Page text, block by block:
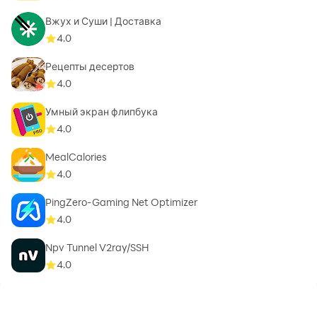
статусы WhatsApp.
Twitter Video Downloader – сохраняйте видео и GIF-
файлы из Твиттера одним щелчком мыши.
Примечание. Эти названия платформ упоминаются
исключительно для того, чтобы помочь
пользователям понять совместимость загрузки
видео. Мы не заявляем о своей принадлежности,
одобрении или владении этими брендами
социальных сетей.
💡Дополнительные возможности:
Менеджер высокоскоростной загрузки видео:
систематизируйте и управляйте всеми загрузками.
Автономный загрузчик видео – смотрите
сохраненные видео в любое время без доступа к
Вжух и Суши | Доставка
4.0
Рецепты десертов
4.0
Умный экран флипбука
4.0
MealCalories
4.0
PingZero-Gaming Net Optimizer
4.0
Npv Tunnel V2ray/SSH
4.0